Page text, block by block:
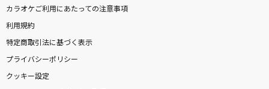
カラオケご利用にあたっての注意事項
利用規約
特定商取引法に基づく表示
プライバシーポリシー
クッキー設定